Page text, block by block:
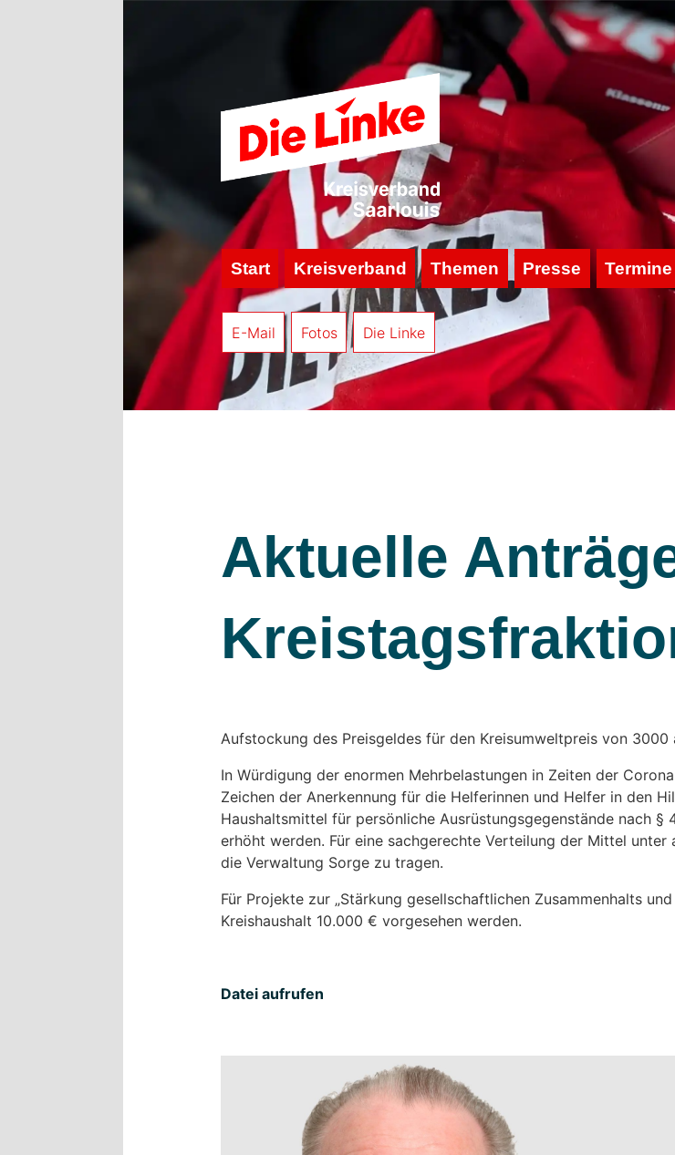
Start Kreisverband Themen Presse Termine
E-Mail Fotos Die Linke
Aktuelle
Aufstockung des Preisgeldes für den Kreisumweltpreis von 3000
In Würdigung der enormen Mehrbelastungen in Zeiten der
Zeichen der Anerkennung für die Helferinnen und Helfer in den
Haushaltsmittel für persönliche Ausrüstungsgegenstände nach §
erhöht werden. Für eine sachgerechte Verteilung der Mittel
die Verwaltung Sorge zu tragen.
Für Projekte zur „Stärkung gesellschaftlichen Zusammenhalts
Kreishaushalt 10.000 € vorgesehen werden.
Datei aufrufen